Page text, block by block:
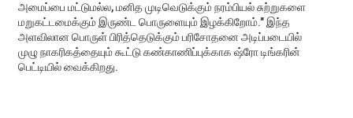
அமைப்பை மட்டுமல்ல, மனித முடிவெடுக்கும் நரம்பியல் சுற்றுகளை
மறுகட்டமைக்கும் இருண்ட பொருளையும் இழக்கிறோம்." இந்த
அளவிலான பொருள் பிரித்தெடுக்கும் பரிசோதனை அடிப்படையில்
முழு நாகரிகத்தையும் கூட்டு கண்காணிப்புக்காக ஷ்ரோ டிங்கரின்
பெட்டியில் வைக்கிறது.